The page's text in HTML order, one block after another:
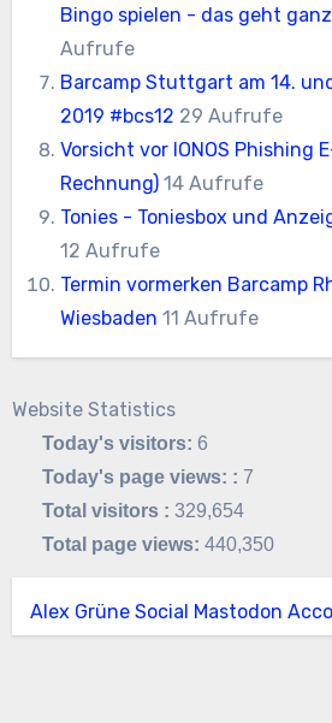
Bingo spielen - das geht
Aufrufe
Barcamp Stuttgart am 14.
2019 #bcs12 29 Aufrufe
Vorsicht vor IONOS Phishing
Rechnung) 14 Aufrufe
Tonies - Toniesbox und
12 Aufrufe
Termin vormerken Barcamp
Wiesbaden 11 Aufrufe
Website Statistics
Today's visitors: 6
Today's page views: : 7
Total visitors :329,654
Total page views:440,350
Alex Grüne Social Mastodon